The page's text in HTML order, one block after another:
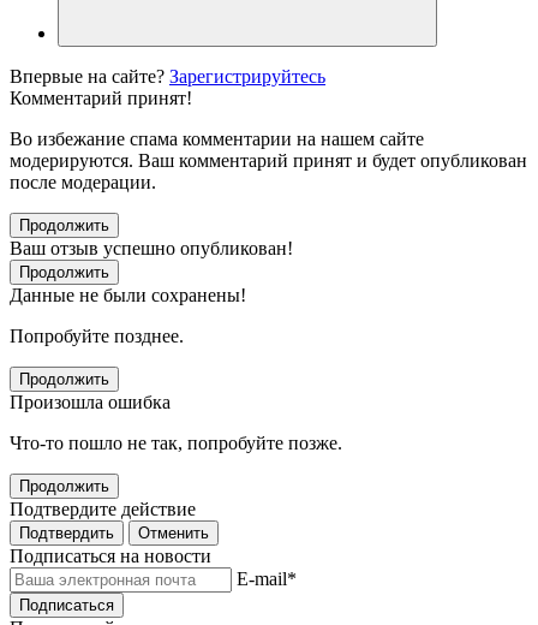
Впервые на сайте? Зарегистрируйтесь
Комментарий принят!
Во избежание спама комментарии на нашем сайте
модерируются. Ваш комментарий принят и будет опубликован
после модерации.
Продолжить
Ваш отзыв успешно опубликован!
Продолжить
Данные не были сохранены!
Попробуйте позднее.
Продолжить
Произошла ошибка
Что-то пошло не так, попробуйте позже.
Продолжить
Подтвердите действие
Подтвердить Отменить
Подписаться на новости
E-mail*
Подписаться